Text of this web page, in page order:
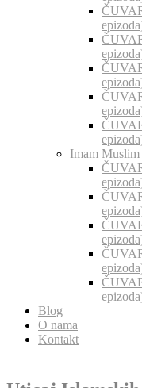
Imam Muslim
Blog
O nama
Kontakt